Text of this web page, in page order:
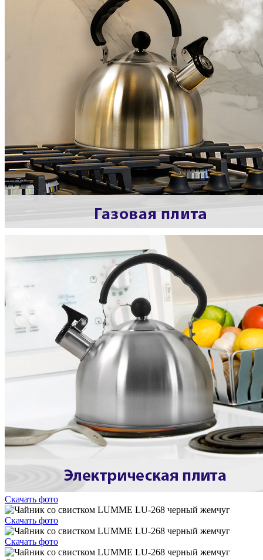
Скачать фото
Скачать фото
Скачать фото